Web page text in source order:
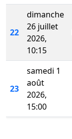
22
dimanche
26 juillet
2026,
10:15
23
samedi 1
août
2026,
15:00